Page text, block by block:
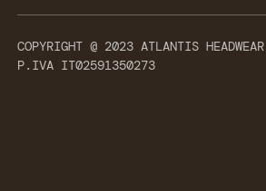
COPYRIGHT @ 2023 ATLANTIS HEADWEAR
P.IVA IT02591350273